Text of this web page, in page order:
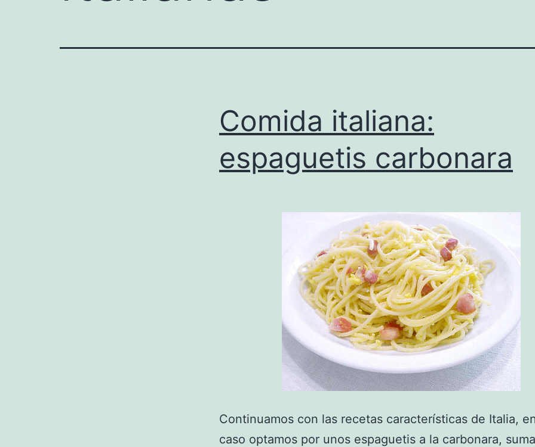
Comida italiana:
espaguetis carbonara
Continuamos con las recetas características de Italia,
caso optamos por unos espaguetis a la carbonara,